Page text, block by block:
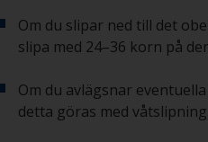
Om du slipar ned till det
slipa med 24–36 korn på
Om du avlägsnar
detta göras med våtslipning.